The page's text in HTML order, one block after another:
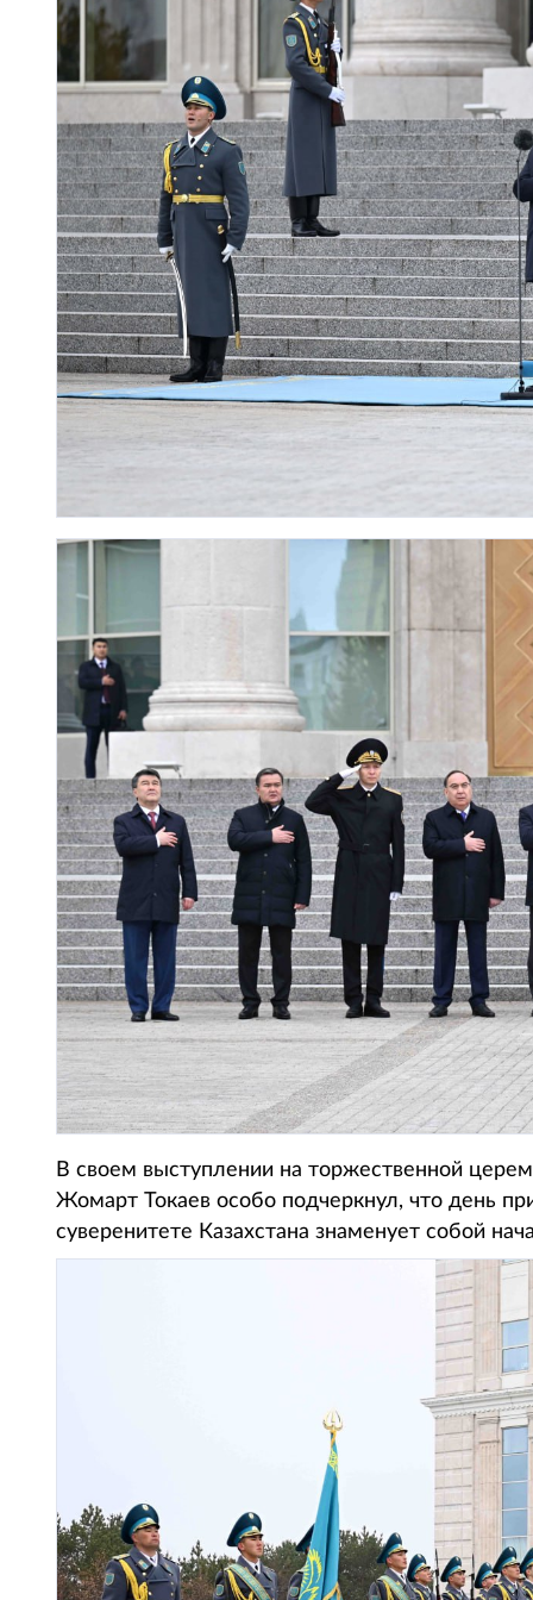
В своем выступлении на торжественной
Жомарт Токаев особо подчеркнул, что день
суверенитете Казахстана знаменует собой